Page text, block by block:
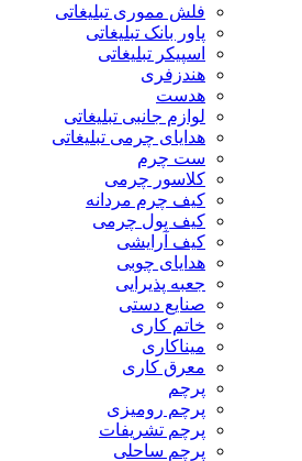
فلش مموری تبلیغاتی
پاور بانک تبلیغاتی
اسپیکر تبلیغاتی
هندزفری
هدست
لوازم جانبی تبلیغاتی
هدایای چرمی تبلیغاتی
ست چرم
کلاسور چرمی
کیف چرم مردانه
کیف پول چرمی
کیف آرایشی
هدایای چوبی
جعبه پذیرایی
صنایع دستی
خاتم کاری
میناکاری
معرق کاری
پرچم
پرچم رومیزی
پرچم تشریفات
پرچم ساحلی